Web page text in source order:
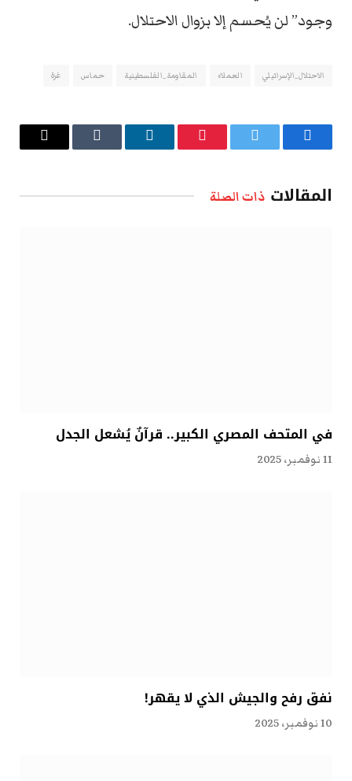
وجود” لن يُحسم إلا بزوال الاحتلال.
الاحتلال_الإسرائيلي العملاء المقاومة_الفلسطينية حماس غزة
فيسبوك تويتر بينتيريستلينكدإن Tumblr
البريد
المقالات ذات الصلة
في المتحف المصري الكبير.. قرآنٌ يُشعل الجدل
11 نوفمبر، 2025
نفق رفح والجيش الذي لا يقهر!
10 نوفمبر، 2025